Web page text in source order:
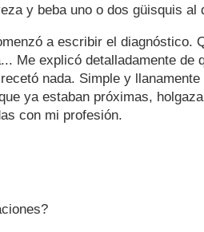
y beba uno o dos güisquis al
a escribir el diagnóstico.
Me explicó detalladamente de
nada. Simple y llanamente
ya estaban próximas,
con mi profesión.